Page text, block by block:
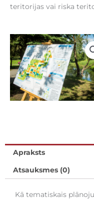
teritorijas vai riska
Apraksts
Atsauksmes (0)
Kā tematiskais